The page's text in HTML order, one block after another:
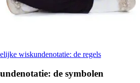
wiskundenotatie: de regels
de symbolen